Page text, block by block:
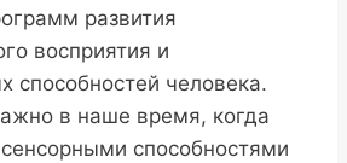
развития
восприятия и
способностей человека.
в наше время, когда
способностями